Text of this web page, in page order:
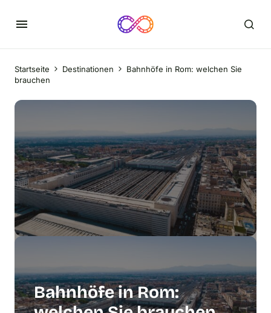
Startseite Destinationen
Bahnhöfe in Rom: welchen Sie
brauchen
Bahnhöfe in Rom: